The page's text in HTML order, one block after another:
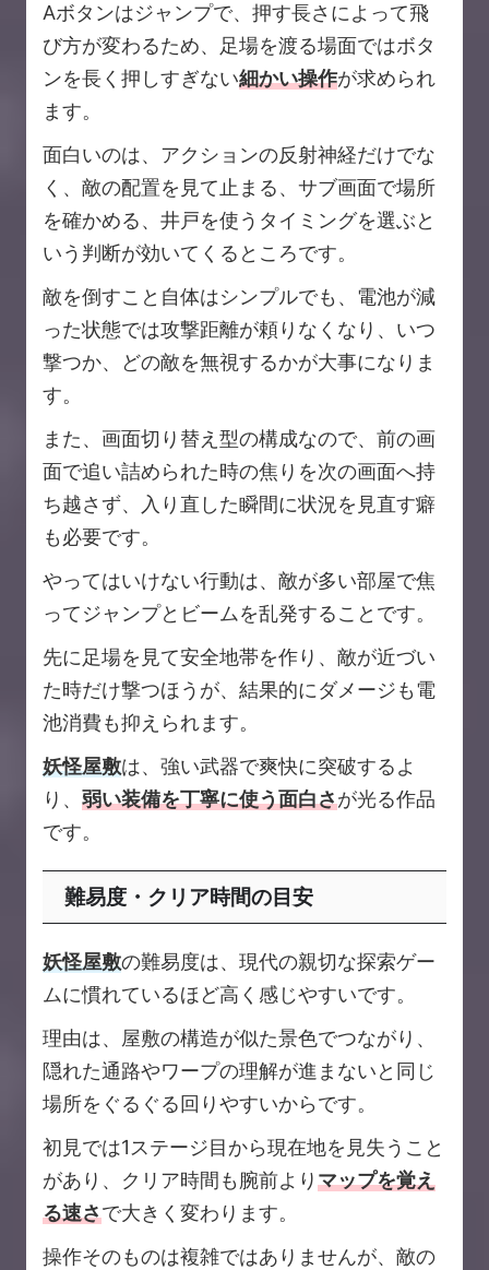
Aボタンはジャンプで、押す長さによって飛
び方が変わるため、足場を渡る場面ではボタ
ンを長く押しすぎない細かい操作が求められ
ます。
面白いのは、アクションの反射神経だけでな
く、敵の配置を見て止まる、サブ画面で場所
を確かめる、井戸を使うタイミングを選ぶと
いう判断が効いてくるところです。
敵を倒すこと自体はシンプルでも、電池が減
った状態では攻撃距離が頼りなくなり、いつ
撃つか、どの敵を無視するかが大事になりま
す。
また、画面切り替え型の構成なので、前の画
面で追い詰められた時の焦りを次の画面へ持
ち越さず、入り直した瞬間に状況を見直す癖
も必要です。
やってはいけない行動は、敵が多い部屋で焦
ってジャンプとビームを乱発することです。
先に足場を見て安全地帯を作り、敵が近づい
た時だけ撃つほうが、結果的にダメージも電
池消費も抑えられます。
妖怪屋敷は、強い武器で爽快に突破するよ
り、 弱い装備を丁寧に使う面白さが光る作品
です。
難易度・クリア時間の目安
妖怪屋敷の難易度は、現代の親切な探索ゲー
ムに慣れているほど高く感じやすいです。
理由は、屋敷の構造が似た景色でつながり、
隠れた通路やワープの理解が進まないと同じ
場所をぐるぐる回りやすいからです。
初見では1ステージ目から現在地を見失うこと
があり、クリア時間も腕前よりマップを覚え
る速さで大きく変わります。
操作そのものは複雑ではありませんが、敵の